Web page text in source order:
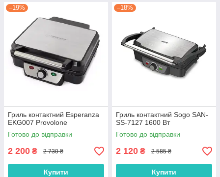
–19%
Гриль контактний Esperanza
EKG007 Provolone
Готово до відправки
2 200 ₴ 2 730 ₴
Купити
–18%
Гриль контактний Sogo SAN-
SS-7127 1600 Вт
Готово до відправки
2 120 ₴ 2 585 ₴
Купити